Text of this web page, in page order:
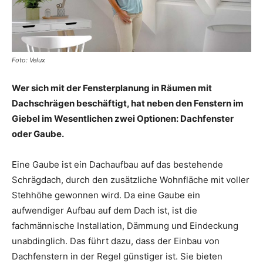
Foto: Velux
Wer sich mit der Fensterplanung in Räumen mit
Dachschrägen beschäftigt, hat neben den Fenstern im
Giebel im Wesentlichen zwei Optionen: Dachfenster
oder Gaube.
Eine Gaube ist ein Dachaufbau auf das bestehende
Schrägdach, durch den zusätzliche Wohnfläche mit voller
Stehhöhe gewonnen wird. Da eine Gaube ein
aufwendiger Aufbau auf dem Dach ist, ist die
fachmännische Installation, Dämmung und Eindeckung
unabdinglich. Das führt dazu, dass der Einbau von
Dachfenstern in der Regel günstiger ist. Sie bieten